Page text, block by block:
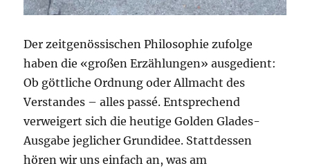
Der zeitgenössischen Philosophie zufolge
haben die «großen Erzählungen» ausgedient:
Ob göttliche Ordnung oder Allmacht des
Verstandes – alles passé. Entsprechend
verweigert sich die heutige Golden Glades-
Ausgabe jeglicher Grundidee. Stattdessen
hören wir uns einfach an, was am